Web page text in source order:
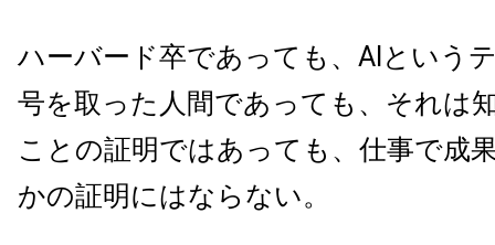
ハーバード卒であっても、AIという
号を取った人間であっても、それは
ことの証明ではあっても、仕事で成
かの証明にはならない。